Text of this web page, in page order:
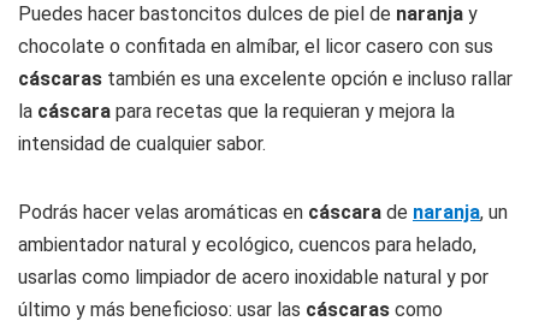
Puedes hacer bastoncitos dulces de piel de naranja y
chocolate o confitada en almíbar, el licor casero con sus
cáscaras también es una excelente opción e incluso rallar
la cáscara para recetas que la requieran y mejora la
intensidad de cualquier sabor.
Podrás hacer velas aromáticas en cáscara de naranja, un
ambientador natural y ecológico, cuencos para helado,
usarlas como limpiador de acero inoxidable natural y por
último y más beneficioso: usar las cáscaras como